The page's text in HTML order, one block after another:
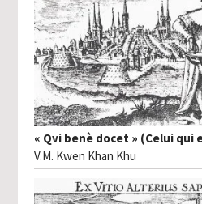
« Qvi benè docet » (Celui qui
V.M. Kwen Khan Khu